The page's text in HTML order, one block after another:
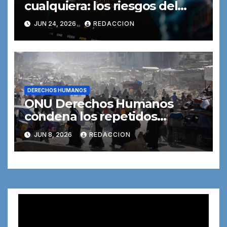
cualquiera: los riesgos del
reconocimiento facial
JUN 24, 2026 REDACCION
DERECHOS HUMANOS
ONU Derechos Humanos
condena los repetidos
ataques israelíes contra el
personal policial en Gaza
JUN 8, 2026 REDACCION